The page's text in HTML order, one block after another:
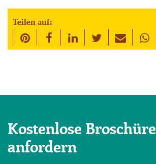
Teilen auf:
Kostenlose Broschüre
anfordern